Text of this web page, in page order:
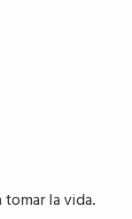
la vida.